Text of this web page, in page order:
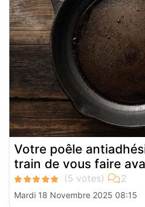
Votre poêle
train de vous faire
Mardi 18 Novembre 2025 08:15